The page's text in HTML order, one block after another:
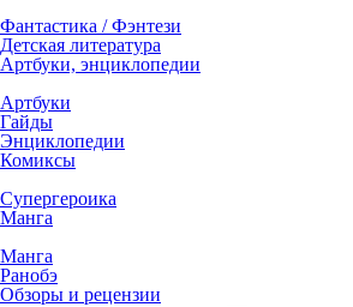
Фантастика / Фэнтези
Детская литература
Артбуки, энциклопедии
Артбуки
Гайды
Энциклопедии
Комиксы
Супергероика
Манга
Манга
Ранобэ
Обзоры и рецензии